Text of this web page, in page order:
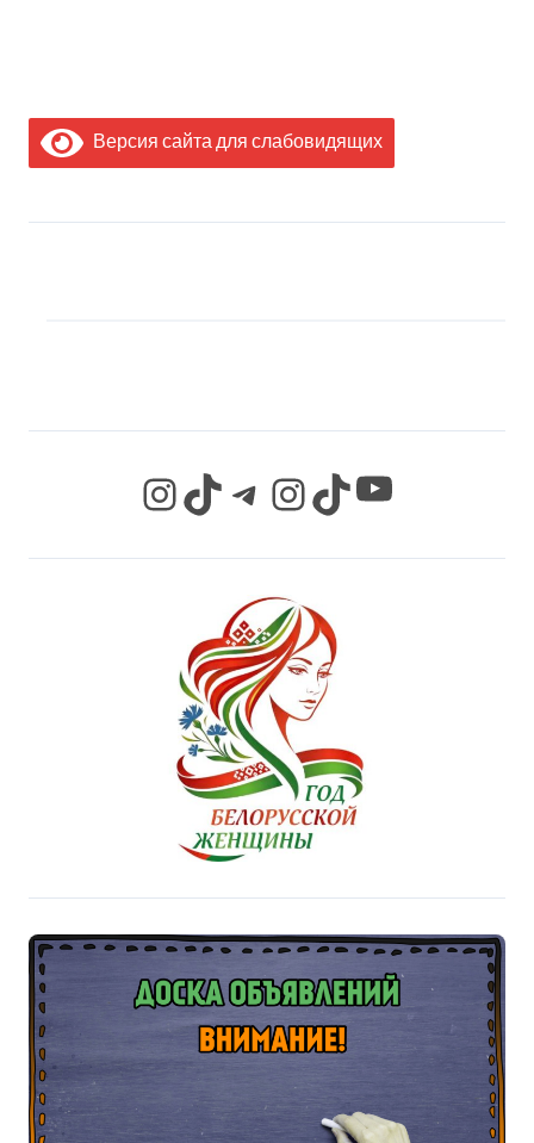
Версия сайта для слабовидящих
InstagramTikTok Telegram InstagramTikTok YouTube